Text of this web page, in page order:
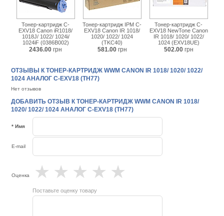
Тонер-картридж C-
EXV18 Canon iR1018/
1018J/ 1022/ 1024i/
1024iF (0386B002)
2436.00 грн
Тонер-картридж IPM C-
EXV18 Canon IR 1018/
1020/ 1022/ 1024
(TKC40)
581.00 грн
Тонер-картридж C-
EXV18 NewTone Canon
IR 1018/ 1020/ 1022/
1024 (EXV18UE)
502.00 грн
ОТЗЫВЫ К ТОНЕР-КАРТРИДЖ WWM CANON IR 1018/ 1020/ 1022/
1024 АНАЛОГ C-EXV18 (TH77)
Нет отзывов
ДОБАВИТЬ ОТЗЫВ К ТОНЕР-КАРТРИДЖ WWM CANON IR 1018/
1020/ 1022/ 1024 АНАЛОГ C-EXV18 (TH77)
* Имя
E-mail
Оценка ★
★
★
★
★
Поставьте оценку товару